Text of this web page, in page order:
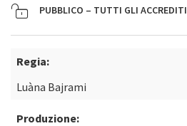
PUBBLICO – TUTTI GLI ACCREDITI
Regia:
Luàna Bajrami
Produzione: